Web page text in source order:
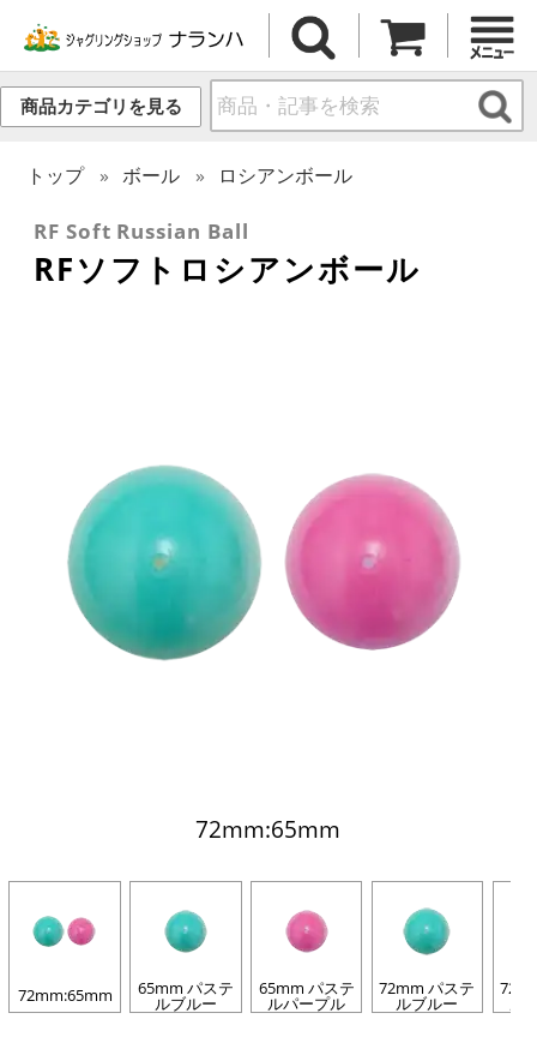
商品カテゴリを見る
トップ ボール ロシアンボール
RF Soft Russian Ball
RFソフトロシアンボール
72mm:65mm
72mm:65mm 65mm パステ
ルブルー
65mm パステ
ルパープル
72mm パステ
ルブルー